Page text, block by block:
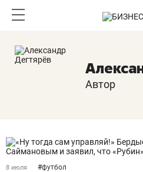
Автор
8 июля #футбол